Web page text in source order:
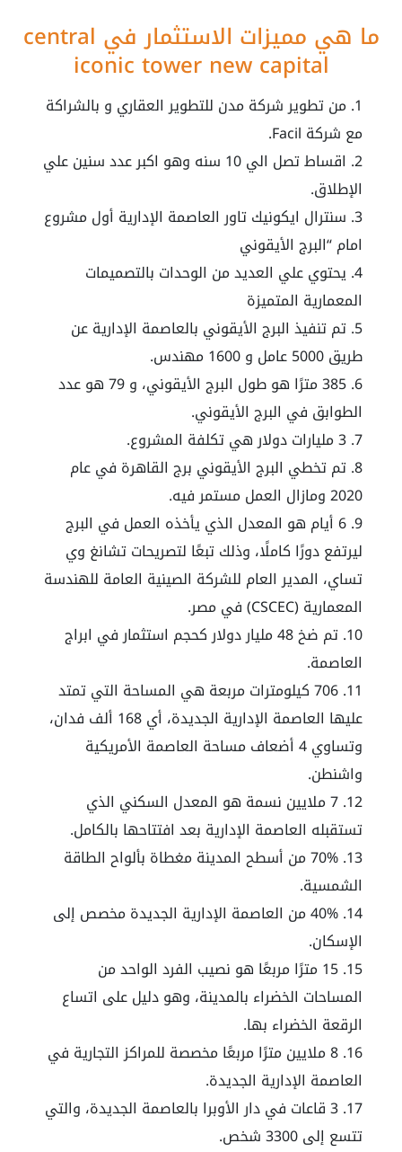
ما هي مميزات الاستثمار في central
iconic tower new capital
من تطوير شركة مدن للتطوير العقاري و بالشراكة
مع شركة Facil.
اقساط تصل الي 10 سنه وهو اكبر عدد سنين علي
الإطلاق.
سنترال ايكونيك تاور العاصمة الإدارية أول مشروع
امام “البرج الأيقوني
يحتوي علي العديد من الوحدات بالتصميمات
المعمارية المتميزة
تم تنفيذ البرج الأيقوني بالعاصمة الإدارية عن
طريق 5000 عامل و 1600 مهندس.
385 مترًا هو طول البرج الأيقوني، و 79 هو عدد
الطوابق في البرج الأيقوني.
3 مليارات دولار هي تكلفة المشروع.
تم تخطي البرج الأيقوني برج القاهرة في عام
2020 ومازال العمل مستمر فيه.
6 أيام هو المعدل الذي يأخذه العمل في البرج
ليرتفع دورًا كاملًا، وذلك تبعًا لتصريحات تشانغ وي
تساي، المدير العام للشركة الصينية العامة للهندسة
المعمارية (CSCEC) في مصر.
تم ضخ 48 مليار دولار كحجم استثمار في ابراج
العاصمة.
706 كيلومترات مربعة هي المساحة التي تمتد
عليها العاصمة الإدارية الجديدة، أي 168 ألف فدان،
وتساوي 4 أضعاف مساحة العاصمة الأمريكية
واشنطن.
7 ملايين نسمة هو المعدل السكني الذي
تستقبله العاصمة الإدارية بعد افتتاحها بالكامل.
70% من أسطح المدينة مغطاة بألواح الطاقة
الشمسية.
40% من العاصمة الإدارية الجديدة مخصص إلى
الإسكان.
15 مترًا مربعًا هو نصيب الفرد الواحد من
المساحات الخضراء بالمدينة، وهو دليل على اتساع
الرقعة الخضراء بها.
8 ملايين مترًا مربعًا مخصصة للمراكز التجارية في
العاصمة الإدارية الجديدة.
3 قاعات في دار الأوبرا بالعاصمة الجديدة، والتي
تتسع إلى 3300 شخص.